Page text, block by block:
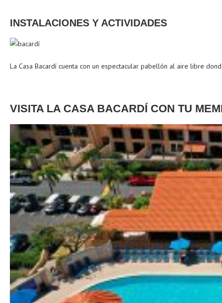
INSTALACIONES Y ACTIVIDADES
La Casa Bacardí cuenta con un espectacular pabellón al aire libre
VISITA LA CASA BACARDÍ CON TU